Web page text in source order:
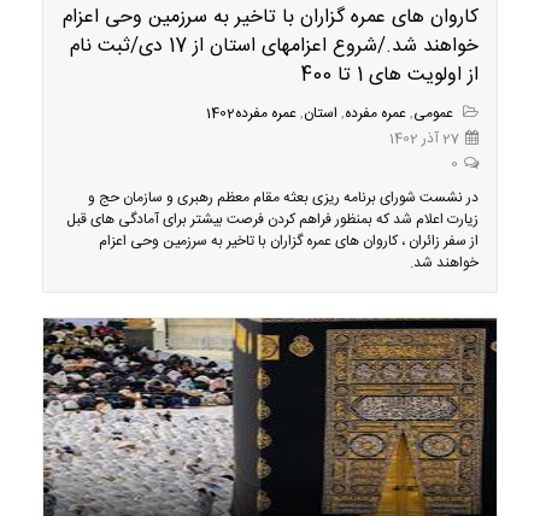
کاروان های عمره گزاران با تاخیر به سرزمین وحی اعزام
خواهند شد./شروع اعزامهای استان از 17 دی/ثبت نام
از اولویت های 1 تا 400
عمومی,عمره مفرده, استان,عمره مفرده1402
27 آذر 1402
0
در نشست شورای برنامه ریزی بعثه مقام معظم رهبری و سازمان حج و
زیارت اعلام شد که بمنظور فراهم کردن فرصت بیشتر برای آمادگی های قبل
از سفر زائران ، کاروان های عمره گزاران با تاخیر به سرزمین وحی اعزام
خواهند شد.